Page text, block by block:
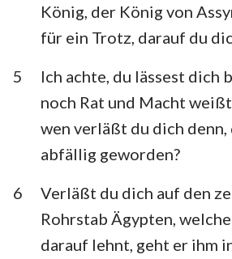
König, der König von
für ein Trotz, darauf du
5
Ich achte, du lässest dich
noch Rat und Macht
wen verläßt du dich
abfällig geworden?
6
Verläßt du dich auf den
Rohrstab Ägypten,
darauf lehnt, geht er ihm